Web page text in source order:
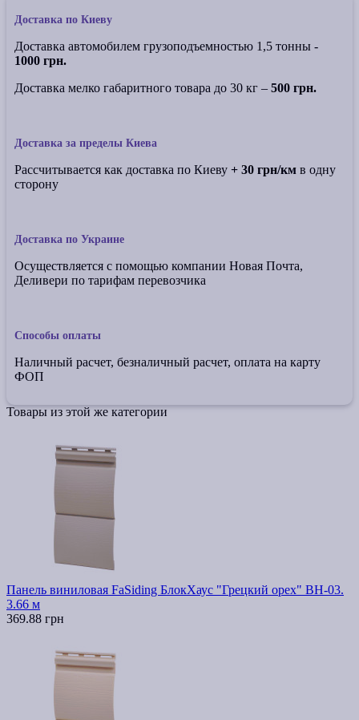
Доставка по Киеву
Доставка автомобилем грузоподъемностью 1,5 тонны -
1000 грн.
Доставка мелко габаритного товара до 30 кг – 500 грн.
Доставка за пределы Киева
Рассчитывается как доставка по Киеву + 30 грн/км в одну
сторону
Доставка по Украине
Осуществляется с помощью компании Новая Почта,
Деливери по тарифам перевозчика
Способы оплаты
Наличный расчет, безналичный расчет, оплата на карту
ФОП
Товары из этой же категории
Панель виниловая FaSiding БлокХаус "Грецкий орех" ВН-03.
3.66 м
369.88 грн